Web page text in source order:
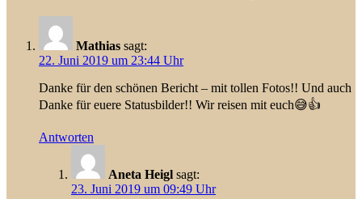
Mathias sagt:
22. Juni 2019 um 23:44 Uhr
Danke für den schönen Bericht – mit tollen Fotos!! Und auch
Danke für euere Statusbilder!! Wir reisen mit euch😅👍
Antworten
Aneta Heigl sagt:
23. Juni 2019 um 09:49 Uhr